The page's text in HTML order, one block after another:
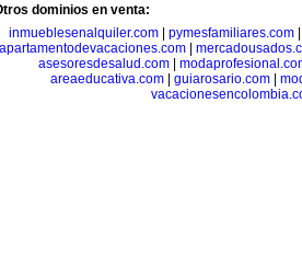
dominios en venta:
inmueblesenalquiler.com| pymesfamiliares.com
apartamentodevacaciones.com|
asesoresdesalud.com|
areaeducativa.com| guiarosario.com|